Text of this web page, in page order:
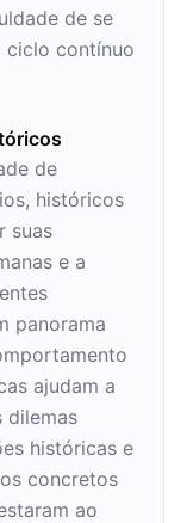
de se
ciclo contínuo
de
históricos
suas
e a
panorama
ajudam a
dilemas
históricas e
concretos
ao